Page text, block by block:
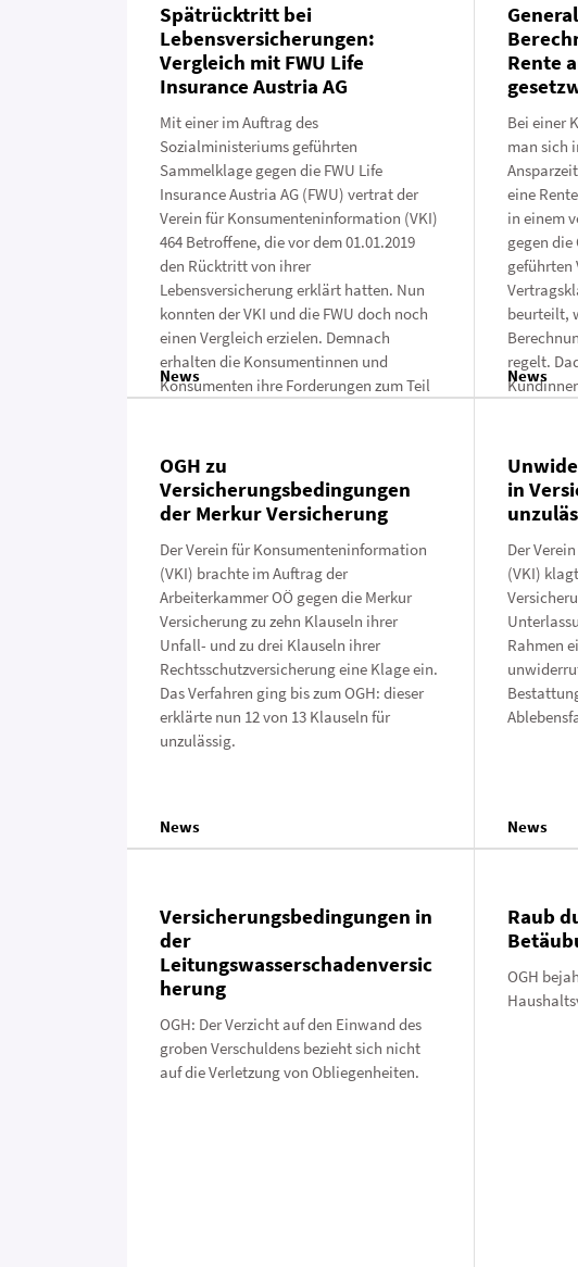
Spätrücktritt bei
Lebensversicherungen:
Vergleich mit FWU Life
Insurance Austria AG
Mit einer im Auftrag des
Sozialministeriums geführten
Sammelklage gegen die FWU Life
Insurance Austria AG (FWU) vertrat der
Verein für Konsumenteninformation (VKI)
464 Betroffene, die vor dem 01.01.2019
den Rücktritt von ihrer
Lebensversicherung erklärt hatten. Nun
konnten der VKI und die FWU doch noch
einen Vergleich erzielen. Demnach
erhalten die Konsumentinnen und
Konsumenten ihre Forderungen zum Teil
News
Rente
Bei einer
man sich
eine
in einem
gegen die
geführten
beurteilt,
regelt.
News
OGH zu
Versicherungsbedingungen
der Merkur Versicherung
Der Verein für Konsumenteninformation
(VKI) brachte im Auftrag der
Arbeiterkammer OÖ gegen die Merkur
Versicherung zu zehn Klauseln ihrer
Unfall- und zu drei Klauseln ihrer
Rechtsschutzversicherung eine Klage ein.
Das Verfahren ging bis zum OGH: dieser
erklärte nun 12 von 13 Klauseln für
unzulässig.
News
in
Der
(VKI)
Rahmen
News
Versicherungsbedingungen in
der
Leitungswasserschadenversic
herung
OGH: Der Verzicht auf den Einwand des
groben Verschuldens bezieht sich nicht
auf die Verletzung von Obliegenheiten.
Raub
OGH